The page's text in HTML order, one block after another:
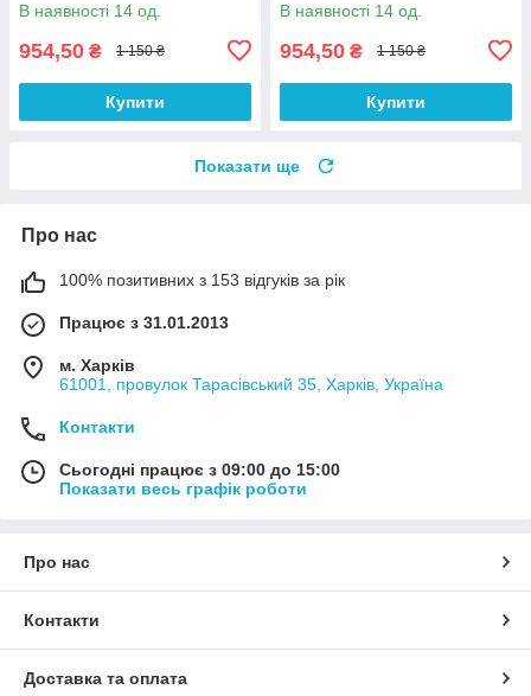
В наявності 14 од.
954,50 ₴ 1 150 ₴
Купити
В наявності 14 од.
954,50 ₴ 1 150 ₴
Купити
Показати ще
Про нас
100% позитивних з 153 відгуків за рік
Працює з 31.01.2013
м. Харків
61001, провулок Тарасівський 35, Харків, Україна
Контакти
Сьогодні працює з 09:00 до 15:00
Показати весь графік роботи
Про нас
Контакти
Доставка та оплата